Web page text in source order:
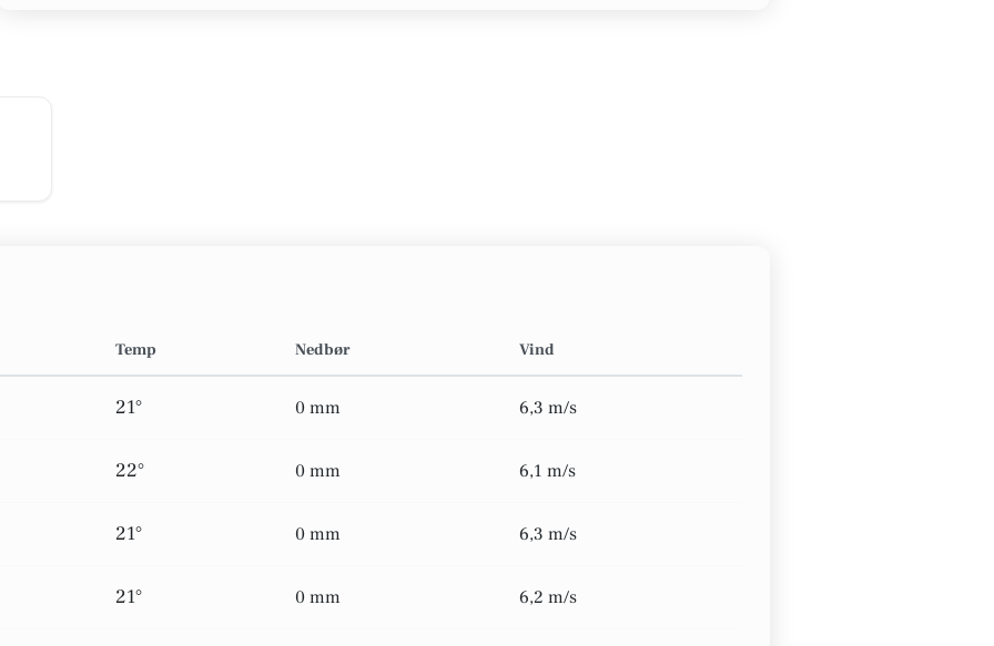
Temp Nedbør Vind
21° 0 mm 6,3 m/s
22° 0 mm 6,1 m/s
21° 0 mm 6,3 m/s
21° 0 mm 6,2 m/s